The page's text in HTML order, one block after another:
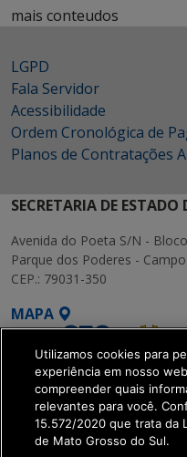
mais conteudos
LGPD
Fala Servidor
Acessibilidade
Ordem Cronológica de
Planos de Contratações
SECRETARIA DE ESTADO
Avenida do Poeta S/N -
Parque dos Poderes -
CEP.: 79031-350
MAPA
SETDIG | Secretaria-
Executiva de
Utilizamos cookies para
experiência em nosso
compreender quais
relevantes para você.
15.572/2020 que trata da
de Mato Grosso do Sul.